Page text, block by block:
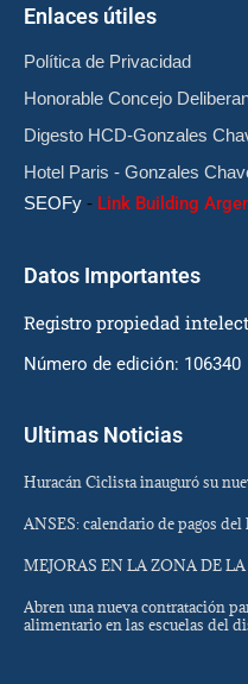
Enlaces útiles
Política de Privacidad
Honorable Concejo
Digesto HCD-Gonzales
Hotel Paris - Gonzales
SEOFy - Link Building
Datos Importantes
Registro propiedad
Número de edición: 106340
Ultimas Noticias
Huracán Ciclista inauguró su
ANSES: calendario de pagos del
MEJORAS EN LA ZONA DE
Abren una nueva contratación
alimentario en las escuelas del